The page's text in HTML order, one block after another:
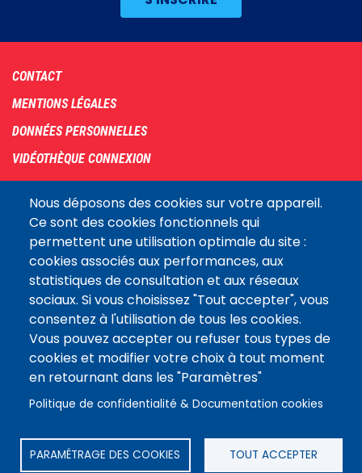
Nous déposons des cookies sur votre appareil.
Ce sont des cookies fonctionnels qui
permettent une utilisation optimale du site :
cookies associés aux performances, aux
statistiques de consultation et aux réseaux
sociaux. Si vous choisissez "Tout accepter", vous
consentez à l'utilisation de tous les cookies.
Vous pouvez accepter ou refuser tous types de
cookies et modifier votre choix à tout moment
en retournant dans les "Paramètres"
Politique de confidentialité & Documentation cookies
PARAMÉTRAGE DES COOKIES TOUT ACCEPTER
Footer
menu
CONTACT
MENTIONS LÉGALES
DONNÉES PERSONNELLES
VIDÉOTHÈQUE CONNEXION
COOKIES
Assemblée
nationaleLE SITE DE L’ASSEMBLÉE NATIONALE
Suivez-nous